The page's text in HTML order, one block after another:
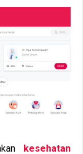
kesehatan